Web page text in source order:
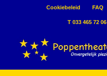
Cookiebeleid FAQ
T 033 465 72 06